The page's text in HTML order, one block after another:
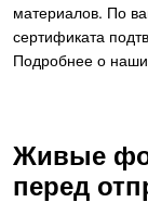
материалов. По
сертификата
Подробнее о
Живые
перед